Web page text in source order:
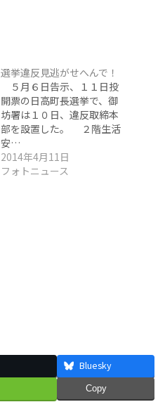
選挙違反見逃がせへんで！
５月６日告示、１１日投
開票の日高町長選挙で、御
坊署は１０日、違反取締本
部を設置した。 ２階生活
安…
2014年4月11日
フォトニュース
Bluesky
Copy